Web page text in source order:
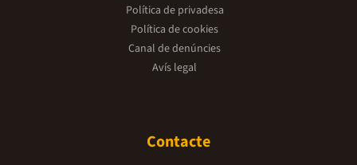
Política de privadesa
Política de cookies
Canal de denúncies
Avís legal
Contacte